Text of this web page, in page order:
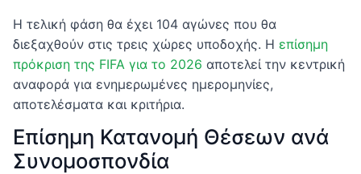
Η τελική φάση θα έχει 104 αγώνες που θα
διεξαχθούν στις τρεις χώρες υποδοχής. Η επίσημη
πρόκριση της FIFA για το 2026 αποτελεί την κεντρική
αναφορά για ενημερωμένες ημερομηνίες,
αποτελέσματα και κριτήρια.
Επίσημη Κατανομή Θέσεων ανά
Συνομοσπονδία